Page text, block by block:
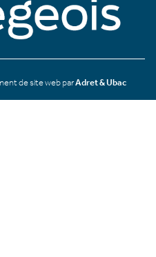
de site web parAdret & Ubac